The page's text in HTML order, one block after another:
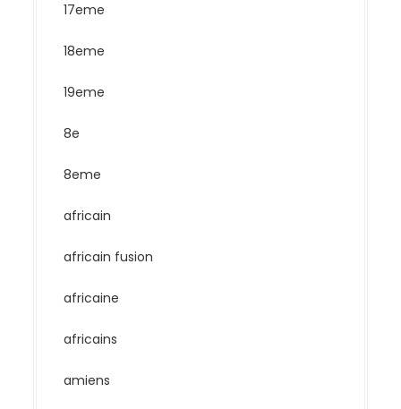
17eme
18eme
19eme
8e
8eme
africain
africain fusion
africaine
africains
amiens